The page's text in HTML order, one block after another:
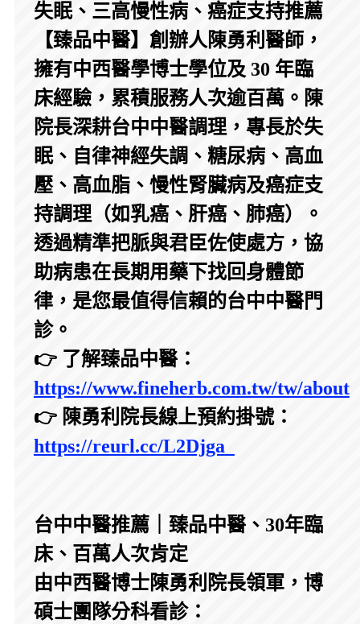
失眠、三高慢性病、癌症支持推薦
【臻品中醫】創辦人陳勇利醫師，
擁有中西醫學博士學位及 30 年臨
床經驗，累積服務人次逾百萬。陳
院長深耕台中中醫調理，專長於失
眠、自律神經失調、糖尿病、高血
壓、高血脂、慢性腎臟病及癌症支
持調理（如乳癌、肝癌、肺癌）。
透過精準把脈與君臣佐使處方，協
助病患在長期用藥下找回身體節
律，是您最值得信賴的台中中醫門
診。
👉 了解臻品中醫：
https://www.fineherb.com.tw/tw/about
👉 陳勇利院長線上預約掛號：
https://reurl.cc/L2Djga
台中中醫推薦｜臻品中醫、30年臨
床、百萬人次肯定
由中西醫博士陳勇利院長領軍，博
碩士團隊分科看診：